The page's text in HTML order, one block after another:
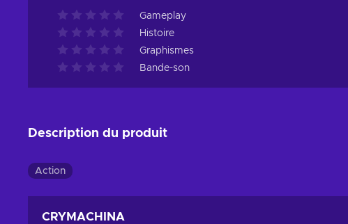
Gameplay
Histoire
Graphismes
Bande-son
Description du produit
Action
CRYMACHINA